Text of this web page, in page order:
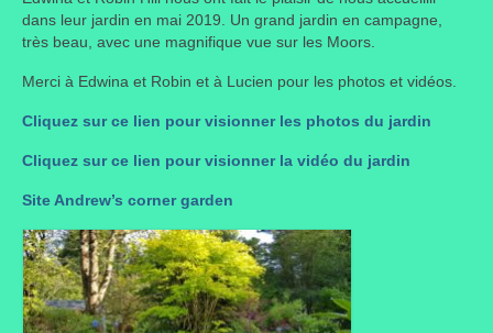
Taille des arbres et arbustes
Vannerie
Autres
Bibliothèque
Revues
Listes
dans leur jardin en mai 2019. Un grand jardin en campagne,
très beau, avec une magnifique vue sur les Moors.
Merci à Edwina et Robin et à Lucien pour les photos et vidéos.
Cliquez sur ce lien pour visionner les photos du jardin
Cliquez sur ce lien pour visionner la vidéo du jardin
Site Andrew’s corner garden